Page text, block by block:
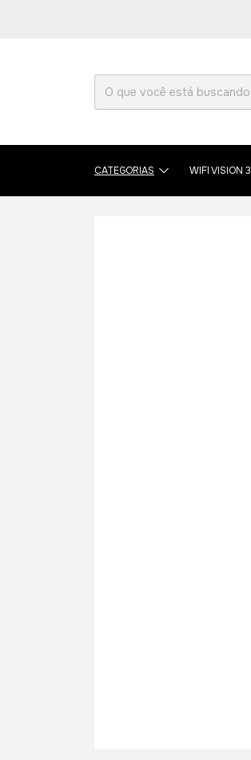
CATEGORIAS WIFI VISION 3